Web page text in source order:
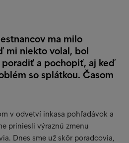
ma milo
mi niekto volal, bol
a pochopiť, aj keď
so splátkou. Časom
v odvetví inkasa pohľadávok a
priniesli výraznú zmenu
Dnes sme už skôr poradcovia,